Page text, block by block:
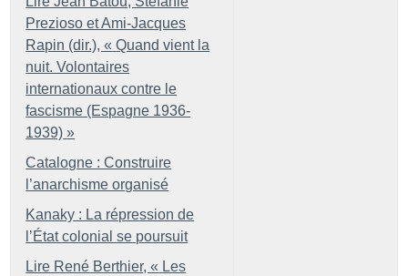
Prezioso et Ami-Jacques
Rapin (dir.), « Quand vient la
nuit. Volontaires
internationaux contre le
fascisme (Espagne 1936-
1939) »
Catalogne : Construire
l’anarchisme organisé
Kanaky : La répression de
l’État colonial se poursuit
Lire René Berthier, « Les